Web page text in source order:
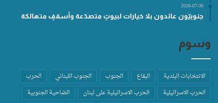
2026-07-30
جنوبيّون عائدون بلا خيارات لبيوتٍ متصدّعة وأسقفٍ متهالكة
وسوم
الانتخابات البلدية البقاع الجنوب الجنوب اللبناني
الحرب
الحرب الاسرائيلية
الحرب الاسرائيلية على لبنان
الضاحية الجنوبية